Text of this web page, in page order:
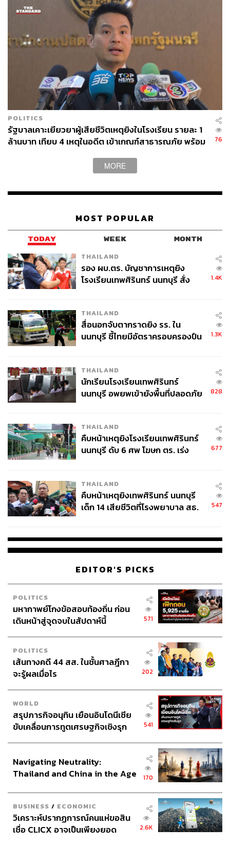
พลตำรวจตรี รุทธพล เนาวรัตน์ รัฐมนตรีว่าการ
กระทรวงยุติธรรม
จุลพันธ์ อมรวิวัฒน์ รัฐมนตรีว่าการกระทรวงแรงงาน
ซาบีดา ไทยเศรษฐ์ รัฐมนตรีว่าการกระทรวงวัฒนธรรม
ประเสริฐ จันทรรวงทอง รัฐมนตรีว่าการกระทรวง
ศึกษาธิการ
อัครนันท์ กัณณ์กิตตินันท์ รัฐมนตรีช่วยว่าการกระทรวง
ศึกษาธิการ
พัฒนา พร้อมพัฒน์ รัฐมนตรีว่าการกระทรวง
สาธารณสุข
วราวุธ ศิลปอาชา รัฐมนตรีว่าการกระทรวง
อุตสาหกรรม
ส่งรายชื่อ ครม. สอบประวัติเรียบร้อยแล้ว
ขณะที่ความเคลื่อนไหวการจัดตั้งรัฐบาลนั้น นายกรัฐมนตรี
กล่าวว่า ได้กำชับให้ สส. ทุกคนให้ความสำคัญกับงานสภาผู้
แทนราษฎรอย่างเต็มที่ โดยในวันพรุ่งนี้ สส.พรรคภูมิใจไทย
จะยื่นญัตติ เกี่ยวกับเรื่องพลังงาน ซึ่งตนเอง ไม่มีเรื่องต้อง
เข้าไปชี้แจงต่อที่ประชุมสภาฯ แต่รัฐบาลก็พร้อมที่จะรับฟังข้อ
เสนอแนะ คำแนะนำคำวิพากษ์วิจารณ์ของสมาชิกทุกฝ่าย สิ่ง
ไหนทำแล้ว เกิดการปรับปรุงแก้ไขไปในทิศทางที่ดีก็ต้องรับ
เมื่อถามว่าขณะนี้มีกฎหมาย อะไรที่จะเสนอผลักดันเร่งด่วน
หรือไม่ อนุทินกล่าวว่ามีกฎหมายหลายฉบับที่ค้างอยู่ในสภา
ส่วนไทม์ไลน์การตั้งคณะรัฐมนตรีหลังจากนี้ ขั้นตอนจะเป็น
อย่างไร อนุทินกล่าวว่า ขณะนี้รายชื่อของบุคคลที่จะได้รับ
การเสนอให้เป็นรัฐมนตรีได้ถูกส่งไปให้ตรวจสอบคุณสมบัติ
คุณลักษณะขัดต่อรัฐธรรมนูญ เท่าที่ทราบจากเลขาธิการ
คณะรัฐมนตรี ได้ส่งไปตรวจสอบ 18 หน่วยงาน
กลับมาที่เลขาธิการคณะรัฐมนตรี ก่อนจะส่งต่อให้เลขา
กฤษฎีกา ซึ่งคาดว่าน่าจะใช้เวลาประมาณ 1 สัปดาห์
ไม่ อนุทินระบุ ตนยื่นรายชื่อไปเรียบร้อยแล้ว
กรรมการกฤษฎีกา เป็นรองนายกรัฐมนตรี อนุทินถามกลับ
ทันทีว่า ใครเห็น ก่อนที่ผู้สื่อข่าวจะตอบว่าเป็นกระแสข่าว
จากนั้นนายกรัฐมนตรี ระบุต่อว่า ปกติการแต่งตั้งรัฐมนตรีไม่
ควรเปิดเผยก่อนที่จะมีการโปรดเกล้าฯ ลงมา เพราะฉะนั้น
ถามมาก็เป็นเรื่องที่ตอบไม่ได้
ส่วนคนที่มีปัญหาจะทำอย่างไร นายกรัฐมนตรีกล่าวว่าก็ส่ง
ชื่อบุคคลอื่น และหากมีปัญหาจริง อาจจะทำให้กระบวนการ
ยาวขึ้น เพราะเลขาธิการคณะรัฐมนตรีแจ้งว่า จะต้องใช้เวลา
ผู้สื่อข่าวถามย้ำว่าได้ส่งรายชื่อสำรองไปด้วยหรือไม่ อนุทิน
กล่าวว่าในส่วนของพรรคภูมิใจไทยได้บริหารจัดการ ส่วน
พรรคการเมืองอื่นไปก้าวก่ายไม่ได้
ส่วนรายชื่อสุดาวรรณ หวังศุภกิจโกศล ที่มีคดีอยู่ใน DSI
อนุทิน กล่าวว่าเรื่องนี้เป็นกระบวนการที่ยังไม่สามารถเปิดเผย
ผู้สื่อข่าวจึงถามย้ำว่าในกรณีที่อาจมีการแจ้งข้อกล่าวหา จะ
ต้องมีการเพล์เซฟหรือไม่ นายกรัฐมนตรีกล่าวว่า ต่อไปแล้ว
ว่าต้องให้เลขาคณะกรรมการกฤษฎีกา ทำความเห็น ซึ่งเป็น
POLITICS
รัฐบาลเคาะเยียวยาผู้เสียชีวิตเหตุยิงในโรงเรียน รายละ 1
ล้านบาท เทียบ 4 เหตุในอดีต เข้าเกณฑ์สาธารณภัย พร้อม
76
MORE
MOST POPULAR
TODAY WEEK MONTH
THAILAND
รอง ผบ.ตร. บัญชาการเหตุยิง
โรงเรียนเทพศิรินทร์ นนทบุรี สั่ง
1.4K
THAILAND
สื่อนอกจับตากราดยิง รร. ใน
นนทบุรี ชี้ไทยมีอัตราครอบครองปืน
1.3K
THAILAND
นักเรียนโรงเรียนเทพศิรินทร์
นนทบุรี อพยพเข้ายังพื้นที่ปลอดภัย
828
THAILAND
คืบหน้าเหตุยิงโรงเรียนเทพศิรินทร์
นนทบุรี ดับ 6 ศพ โฆษก ตร. เร่ง
677
THAILAND
คืบหน้าเหตุยิงเทพศิรินทร์ นนทบุรี
เด็ก 14 เสียชีวิตที่โรงพยาบาล สธ.
547
EDITOR'S PICKS
POLITICS
มหากาพย์โกงข้อสอบท้องถิ่น ก่อน
เดินหน้าสู่จุดจบในสัปดาห์นี้
571
POLITICS
เส้นทางคดี 44 สส. ในชั้นศาลฎีกา
จะรู้ผลเมื่อไร
202
WORLD
สรุปภารกิจอนุทิน เยือนอินโดนีเซีย
ขับเคลื่อนการทูตเศรษฐกิจเชิงรุก
541
Navigating Neutrality:
Thailand and China in the Age
170
BUSINESS / ECONOMIC
วิเคราะห์ปรากฏการณ์คนแห่ขอสิน
เชื่อ CLICX อาจเป็นเพียงยอด
2.6K